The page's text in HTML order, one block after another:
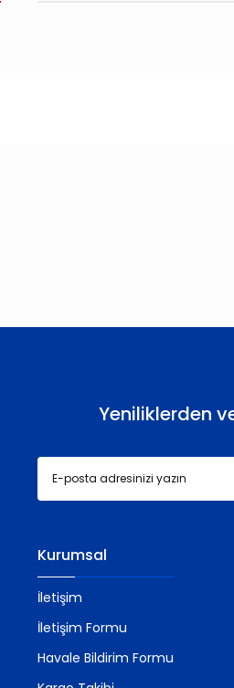
Yeniliklerden
Kurumsal
İletişim
İletişim Formu
Havale Bildirim Formu